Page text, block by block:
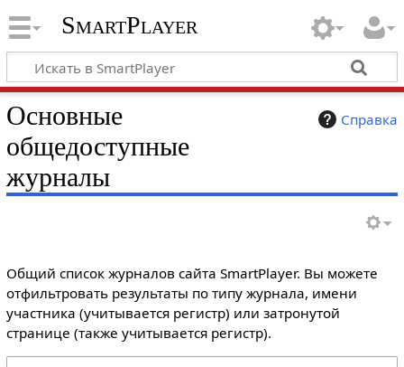
SmartPlayer
Справка
Основные
общедоступные
журналы
Общий список журналов сайта SmartPlayer. Вы можете
отфильтровать результаты по типу журнала, имени
участника (учитывается регистр) или затронутой
странице (также учитывается регистр).